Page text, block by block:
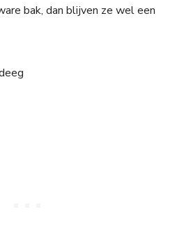
bak, dan blijven ze wel een